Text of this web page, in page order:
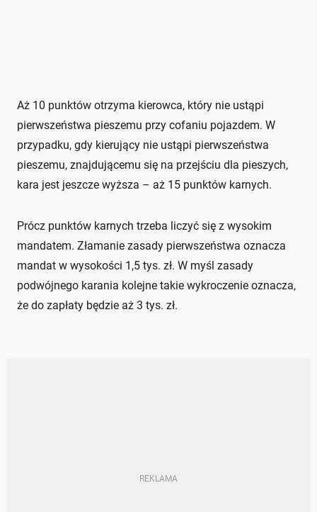
Aż 10 punktów otrzyma kierowca, który nie ustąpi
pierwszeństwa pieszemu przy cofaniu pojazdem. W
przypadku, gdy kierujący nie ustąpi pierwszeństwa
pieszemu, znajdującemu się na przejściu dla pieszych,
kara jest jeszcze wyższa – aż 15 punktów karnych.
Prócz punktów karnych trzeba liczyć się z wysokim
mandatem. Złamanie zasady pierwszeństwa oznacza
mandat w wysokości 1,5 tys. zł. W myśl zasady
podwójnego karania kolejne takie wykroczenie oznacza,
że do zapłaty będzie aż 3 tys. zł.